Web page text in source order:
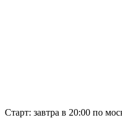
Старт: завтра в 20:00 по